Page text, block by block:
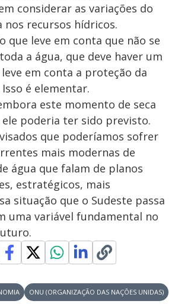
considerar as variações do
nos recursos hídricos.
leve em conta que não se
a água, que deve haver um
em conta a proteção da
é elementar.
este momento de seca
poderia ter sido previsto.
que poderíamos sofrer
mais modernas de
água que falam de planos
estratégicos, mais
situação que o Sudeste passa
uma variável fundamental no
ONU (ORGANIZAÇÃO DAS NAÇÕES UNIDAS)